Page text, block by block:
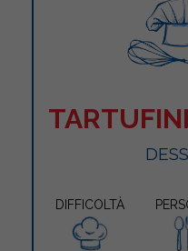
DIFFICOLTÀ